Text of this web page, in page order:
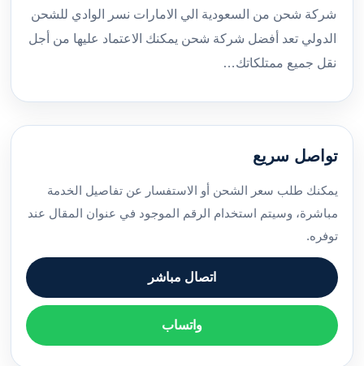
شركة شحن من السعودية الي الامارات نسر الوادي للشحن
الدولي تعد أفضل شركة شحن يمكنك الاعتماد عليها من أجل
نقل جميع ممتلكاتك…
تواصل سريع
يمكنك طلب سعر الشحن أو الاستفسار عن تفاصيل الخدمة
مباشرة، وسيتم استخدام الرقم الموجود في عنوان المقال عند
توفره.
اتصال مباشر
واتساب